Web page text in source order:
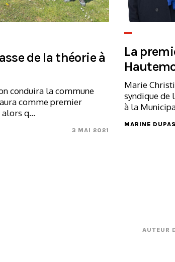
de la théorie à
conduira la commune
comme premier
q...
3 MAI 2021
La
Marie
syndique de
à la
MARINE
AUTEUR